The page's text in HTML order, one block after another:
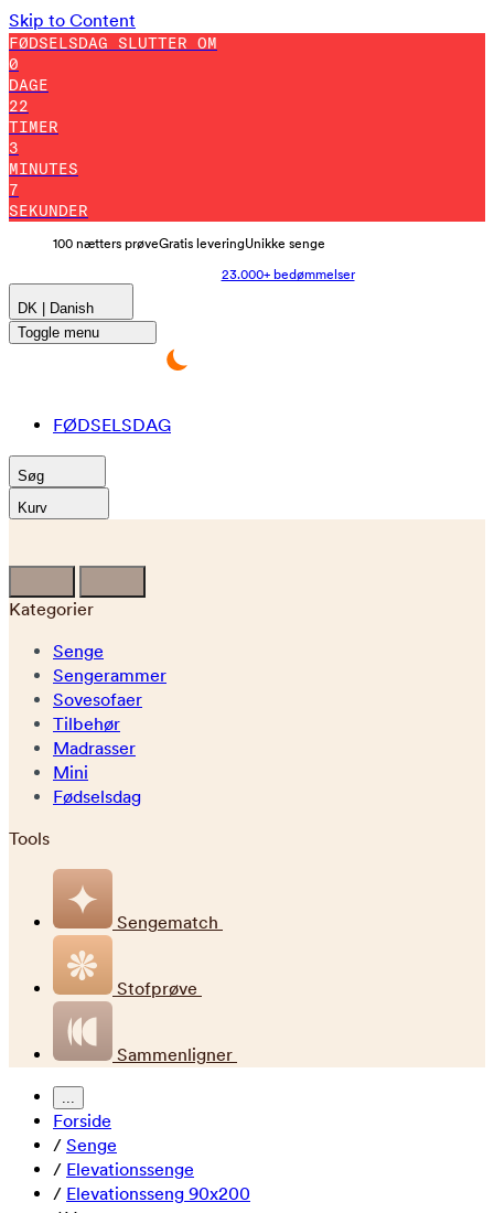
Skip to Content
FØDSELSDAG SLUTTER OM
0
DAGE
22
TIMER
3
MINUTES
1
SEKUNDER
100 nætters prøveGratis leveringUnikke senge
23.000+ bedømmelser
DK | Danish
Toggle menu
FØDSELSDAG
Søg
Kurv
Kategorier
Senge
Sengerammer
Sovesofaer
Tilbehør
Madrasser
Mini
Fødselsdag
Tools
Sengematch
Stofprøve
Sammenligner
...
Forside
/ Senge
/ Elevationssenge
/ Elevationsseng 90x200